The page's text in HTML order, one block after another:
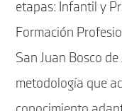
etapas: Infantil y
Formación
San Juan Bosco
metodología que